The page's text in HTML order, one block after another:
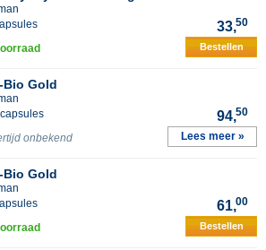
33,50
Bestellen
Bio Gold
94,50
onbekend Lees meer »
Bio Gold
61,00
Bestellen